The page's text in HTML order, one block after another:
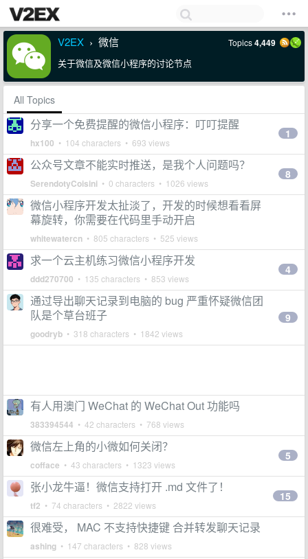
V2EX › 微信 Topics4,449
关于微信及微信小程序的讨论节点
All Topics
分享一个免费提醒的微信小程序：叮叮提醒
hx100 • 104 characters • 693 views
1
公众号文章不能实时推送，是我个人问题吗？
SerendotyCoisini • 0 characters • 1026 views
8
微信小程序开发太扯淡了，开发的时候想看看屏
幕旋转，你需要在代码里手动开启
whitewatercn • 805 characters • 525 views
求一个云主机练习微信小程序开发
ddd270700 • 135 characters • 853 views
4
通过导出聊天记录到电脑的 bug 严重怀疑微信团
队是个草台班子
goodryb • 318 characters • 1842 views
9
有人用澳门 WeChat 的 WeChat Out 功能吗
383394544 • 42 characters • 768 views
微信左上角的小微如何关闭？
cofface • 43 characters • 1323 views
5
张小龙牛逼！微信支持打开 .md 文件了！
tf2 • 74 characters • 2822 views
15
很难受， MAC 不支持快捷键 合并转发聊天记录
ashing • 147 characters • 828 views